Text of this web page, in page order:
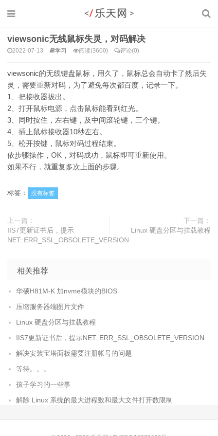
viewsonic无线鼠标失灵，对码解决
2022-07-13 学习 阅读(3600) 评论(0)
viewsonic的无线键盘鼠标，用久了，鼠标总会自动卡了然后失
灵，需要重新对码，为了避免每次都百度，记录一下。
1、把接收器拔出。
2、打开鼠标电源，点击鼠标能看到红光。
3、同时按住，左右键，及中间滚轮键，三个键。
4、插上鼠标接收器10秒左右。
5、松开按键，鼠标对码过程结束。
依步骤操作，OK，对码成功，鼠标即可重新使用。
如果不行，就重复多次上面的步骤。
标签： 没有标签
上一篇：
IIS7更新证书后，提示
NET::ERR_SSL_OBSOLETE_VERSION
下一篇：
Linux 硬盘分区与挂载教程
相关推荐
华硕H81M-K 加nvme模块的BIOS
压缩服务器端图片文件
Linux 硬盘分区与挂载教程
IIS7更新证书后，提示NET::ERR_SSL_OBSOLETE_VERSION
解决安装宝塔面板需要注册帐号的问题
等待。。。
孩子学习的一些事
解除 Linux 系统的最大进程数和最大文件打开数限制